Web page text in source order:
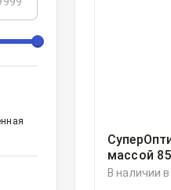
массой
В наличии